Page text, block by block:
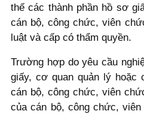
thế các thành phần hồ sơ
cán bộ, công chức, viên
luật và cấp có thẩm quyền.
Trường hợp do yêu cầu
giấy, cơ quan quản lý hoặc
cán bộ, công chức, viên
của cán bộ, công chức,